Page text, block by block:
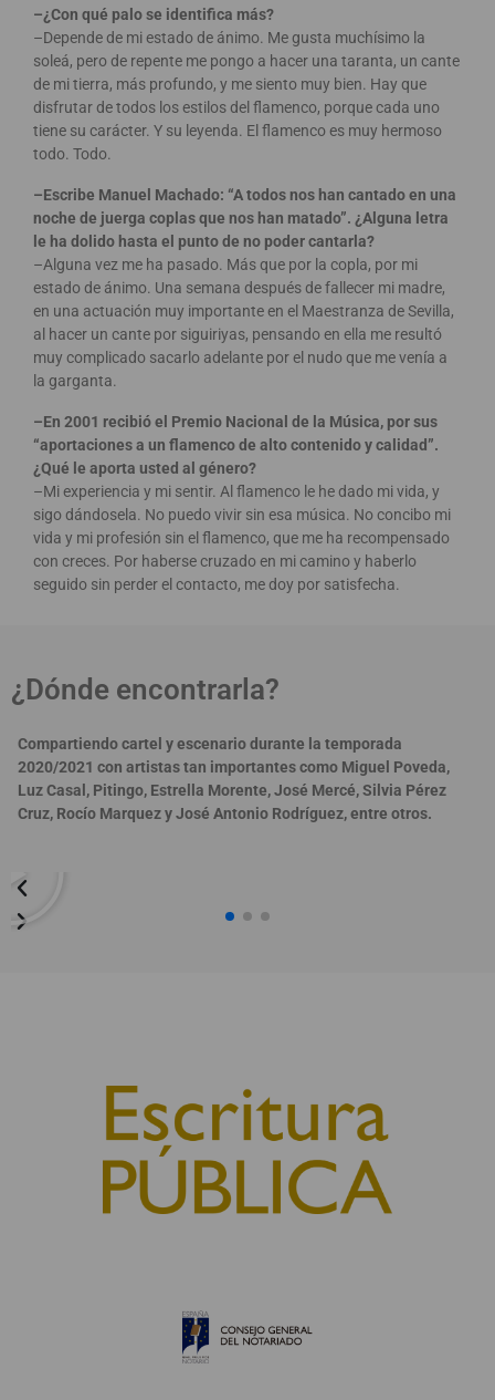
–¿Con qué palo se identifica más?
–Depende de mi estado de ánimo. Me gusta muchísimo la
soleá, pero de repente me pongo a hacer una taranta, un cante
de mi tierra, más profundo, y me siento muy bien. Hay que
disfrutar de todos los estilos del flamenco, porque cada uno
tiene su carácter. Y su leyenda. El flamenco es muy hermoso
todo. Todo.
–Escribe Manuel Machado: “A todos nos han cantado en una
noche de juerga coplas que nos han matado”. ¿Alguna letra
le ha dolido hasta el punto de no poder cantarla?
–Alguna vez me ha pasado. Más que por la copla, por mi
estado de ánimo. Una semana después de fallecer mi madre,
en una actuación muy importante en el Maestranza de Sevilla,
al hacer un cante por siguiriyas, pensando en ella me resultó
muy complicado sacarlo adelante por el nudo que me venía a
la garganta.
–En 2001 recibió el Premio Nacional de la Música, por sus
“aportaciones a un flamenco de alto contenido y calidad”.
¿Qué le aporta usted al género?
–Mi experiencia y mi sentir. Al flamenco le he dado mi vida, y
sigo dándosela. No puedo vivir sin esa música. No concibo mi
vida y mi profesión sin el flamenco, que me ha recompensado
con creces. Por haberse cruzado en mi camino y haberlo
seguido sin perder el contacto, me doy por satisfecha.
¿Dónde encontrarla?
Compartiendo cartel y escenario durante la temporada
2020/2021 con artistas tan importantes como Miguel Poveda,
Luz Casal, Pitingo, Estrella Morente, José Mercé, Silvia Pérez
Cruz, Rocío Marquez y José Antonio Rodríguez, entre otros.